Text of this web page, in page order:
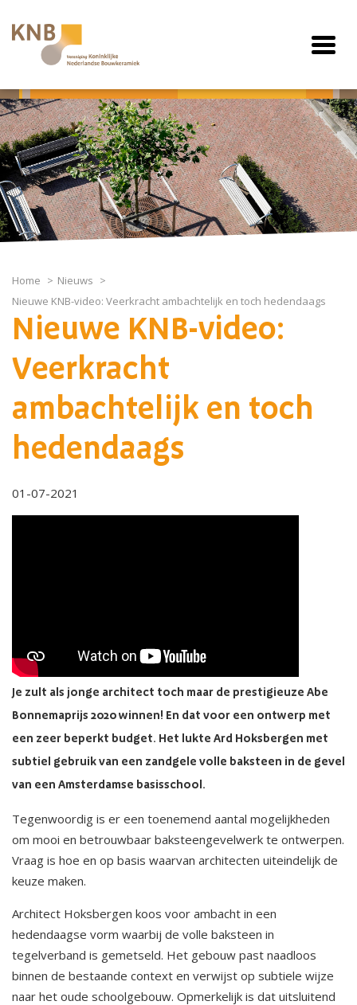
Home
Nieuws
Nieuwe KNB-video: Veerkracht ambachtelijk en toch hedendaags
Nieuwe KNB-video:
Veerkracht
ambachtelijk en toch
hedendaags
01-07-2021
Je zult als jonge architect toch maar de prestigieuze Abe
Bonnemaprijs 2020 winnen! En dat voor een ontwerp met
een zeer beperkt budget. Het lukte Ard Hoksbergen met
subtiel gebruik van een zandgele volle baksteen in de gevel
van een Amsterdamse basisschool.
Tegenwoordig is er een toenemend aantal mogelijkheden
om mooi en betrouwbaar baksteengevelwerk te ontwerpen.
Vraag is hoe en op basis waarvan architecten uiteindelijk de
keuze maken.
Architect Hoksbergen koos voor ambacht in een
hedendaagse vorm waarbij de volle baksteen in
tegelverband is gemetseld. Het gebouw past naadloos
binnen de bestaande context en verwijst op subtiele wijze
naar het oude schoolgebouw. Opmerkelijk is dat uitsluitend